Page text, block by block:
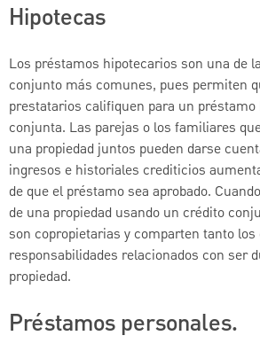
Hipotecas
Los préstamos hipotecarios son una de
conjunto más comunes, pues permiten
prestatarios califiquen para un
conjunta. Las parejas o los familiares
una propiedad juntos pueden darse
ingresos e historiales crediticios
de que el préstamo sea aprobado.
de una propiedad usando un crédito
son copropietarias y comparten tanto
responsabilidades relacionados con ser
propiedad.
Préstamos personales.